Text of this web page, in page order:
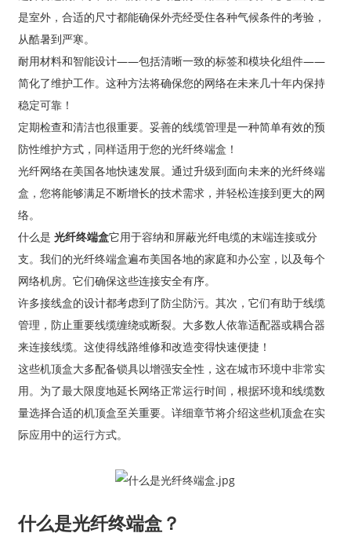
是室外，合适的尺寸都能确保外壳经受住各种气候条件的考验，
从酷暑到严寒。
耐用材料和智能设计——包括清晰一致的标签和模块化组件——
简化了维护工作。这种方法将确保您的网络在未来几十年内保持
稳定可靠！
定期检查和清洁也很重要。妥善的线缆管理是一种简单有效的预
防性维护方式，同样适用于您的光纤终端盒！
光纤网络在美国各地快速发展。通过升级到面向未来的光纤终端
盒，您将能够满足不断增长的技术需求，并轻松连接到更大的网
络。
什么是 光纤终端盒它用于容纳和屏蔽光纤电缆的末端连接或分
支。我们的光纤终端盒遍布美国各地的家庭和办公室，以及每个
网络机房。它们确保这些连接安全有序。
许多接线盒的设计都考虑到了防尘防污。其次，它们有助于线缆
管理，防止重要线缆缠绕或断裂。大多数人依靠适配器或耦合器
来连接线缆。这使得线路维修和改造变得快速便捷！
这些机顶盒大多配备锁具以增强安全性，这在城市环境中非常实
用。为了最大限度地延长网络正常运行时间，根据环境和线缆数
量选择合适的机顶盒至关重要。详细章节将介绍这些机顶盒在实
际应用中的运行方式。
什么是光纤终端盒？